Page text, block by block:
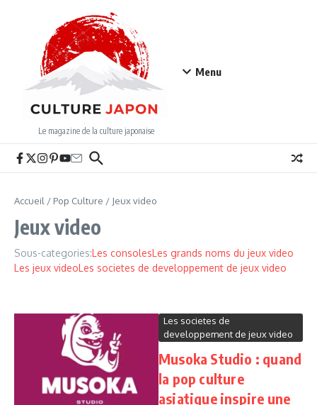
Le magazine de la culture japonaise
Menu
Accueil / Pop Culture / Jeux video
Jeux video
Sous-categories:Les consolesLes grands noms du jeux video
Les jeux videoLes societes de developpement de jeux video
Les societes de
developpement de jeux video
Musoka Studio : quand
la pop culture
asiatique inspire une